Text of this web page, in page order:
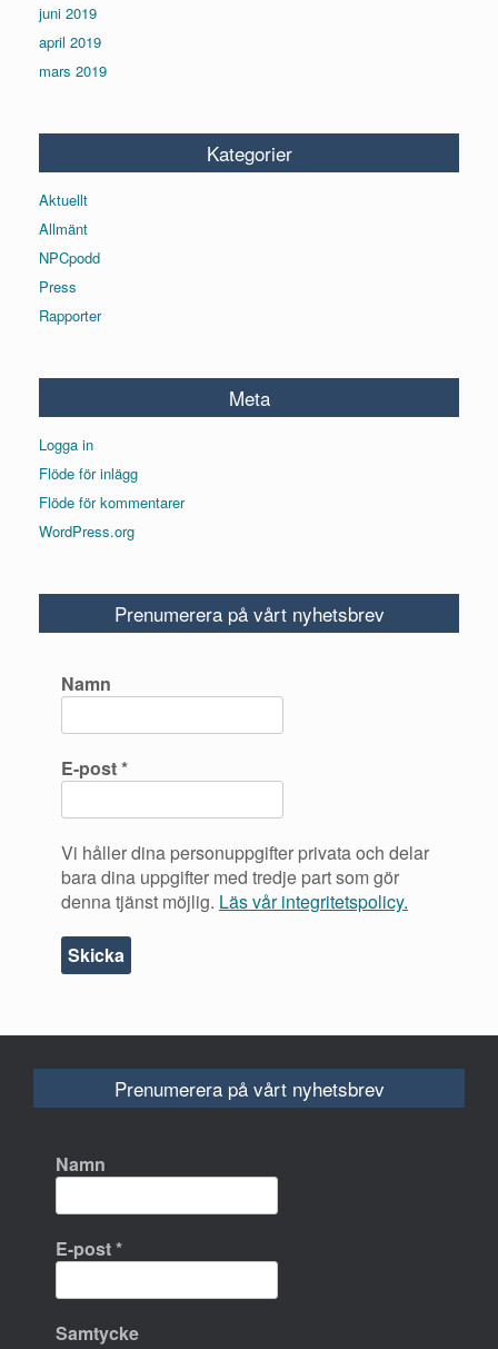
juni 2019
april 2019
mars 2019
Kategorier
Aktuellt
Allmänt
NPCpodd
Press
Rapporter
Meta
Logga in
Flöde för inlägg
Flöde för kommentarer
WordPress.org
Prenumerera på vårt nyhetsbrev
Namn
E-post*
Vi håller dina personuppgifter privata och delar
bara dina uppgifter med tredje part som gör
denna tjänst möjlig. Läs vår integritetspolicy.
Prenumerera på vårt nyhetsbrev
Namn
E-post*
Samtycke